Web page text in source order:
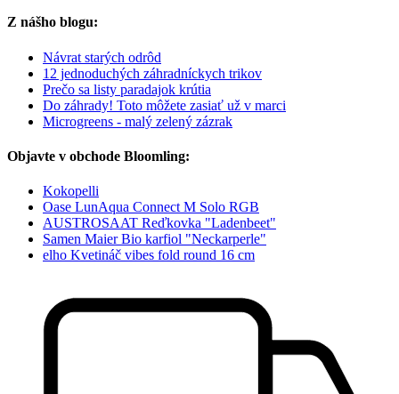
Z nášho blogu:
Návrat starých odrôd
12 jednoduchých záhradníckych trikov
Prečo sa listy paradajok krútia
Do záhrady! Toto môžete zasiať už v marci
Microgreens - malý zelený zázrak
Objavte v obchode Bloomling:
Kokopelli
Oase LunAqua Connect M Solo RGB
AUSTROSAAT Reďkovka "Ladenbeet"
Samen Maier Bio karfiol "Neckarperle"
elho Kvetináč vibes fold round 16 cm